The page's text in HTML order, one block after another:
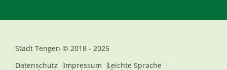
Stadt Tengen © 2018 - 2025
Datenschutz
Impressum Leichte Sprache